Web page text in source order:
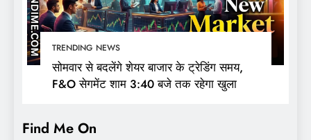
TRENDING NEWS
सोमवार से बदलेंगे शेयर बाजार के ट्रेडिंग समय,
F&O सेगमेंट शाम 3:40 बजे तक रहेगा खुला
Find Me On